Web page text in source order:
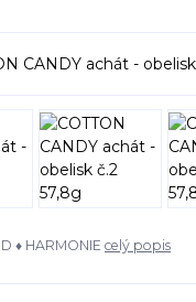
♦ HARMONIE celý popis